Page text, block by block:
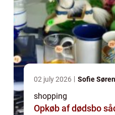
02 july 2026 Sofie
shopping
Opkøb af dødsbo sådan foregår en tryg